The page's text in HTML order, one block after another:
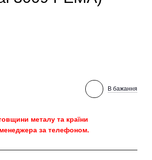
В бажання
металу та країни
за телефоном.